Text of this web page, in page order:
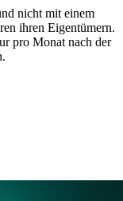
nicht mit einem
ihren Eigentümern.
pro Monat nach der